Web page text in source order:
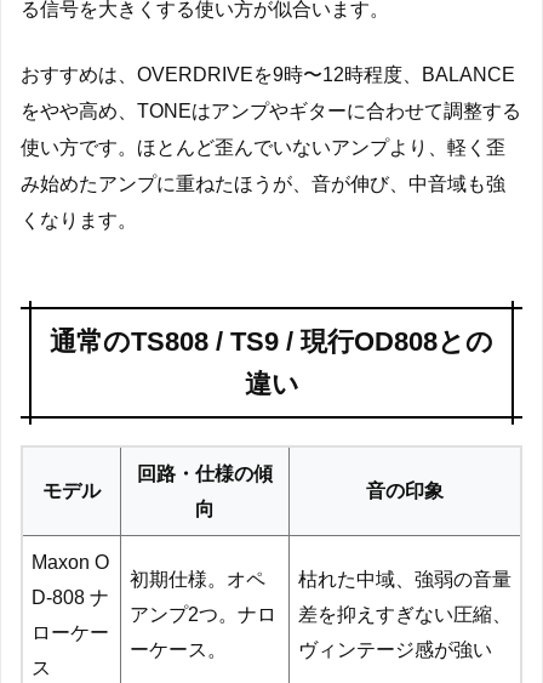
る信号を大きくする使い方が似合います。
おすすめは、OVERDRIVEを9時〜12時程度、BALANCE
をやや高め、TONEはアンプやギターに合わせて調整する
使い方です。ほとんど歪んでいないアンプより、軽く歪
み始めたアンプに重ねたほうが、音が伸び、中音域も強
くなります。
通常のTS808 / TS9 / 現行OD808との
違い
モデル
回路・仕様の傾
向
音の印象
Maxon O
D-808 ナ
ローケー
ス
初期仕様。オペ
アンプ2つ。ナロ
ーケース。
枯れた中域、強弱の音量
差を抑えすぎない圧縮、
ヴィンテージ感が強い